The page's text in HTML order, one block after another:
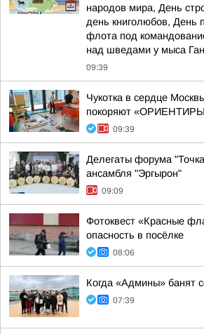
народов мира, День
день книголюбов, День
флота под
над шведами у мыса
09:39
Чукотка в сердце
покоряют
09:39
Делегаты форума "Точка
ансамбля "Эргырон"
09:09
Фотоквест «Красные
опасность в посёлке
08:06
Когда «Админы» банят
07:39